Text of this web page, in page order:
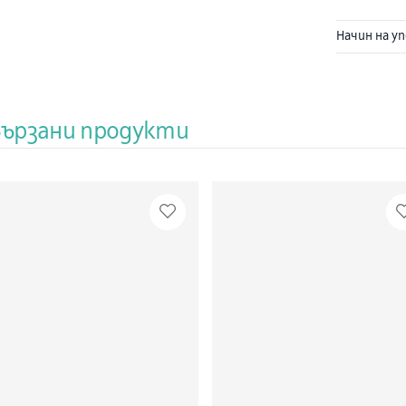
соя,
цитрат)
Начин на
продукти